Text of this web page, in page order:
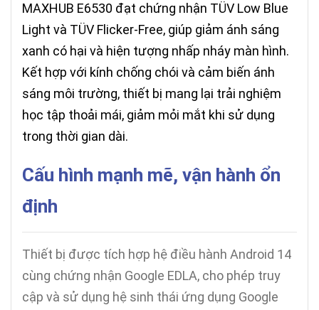
MAXHUB E6530 đạt chứng nhận TÜV Low Blue
Light và TÜV Flicker-Free, giúp giảm ánh sáng
xanh có hại và hiện tượng nhấp nháy màn hình.
Kết hợp với kính chống chói và cảm biến ánh
sáng môi trường, thiết bị mang lại trải nghiệm
học tập thoải mái, giảm mỏi mắt khi sử dụng
trong thời gian dài.
Cấu hình mạnh mẽ, vận hành ổn
định
Thiết bị được tích hợp hệ điều hành Android 14
cùng chứng nhận Google EDLA, cho phép truy
cập và sử dụng hệ sinh thái ứng dụng Google